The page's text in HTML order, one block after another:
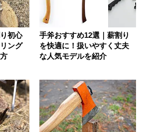
初心
ング
手斧おすすめ12選｜薪割り
を快適に！扱いやすく丈夫
な人気モデルを紹介